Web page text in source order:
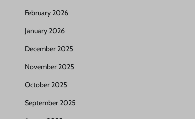
February 2026
January 2026
December 2025
November 2025
October 2025
September 2025